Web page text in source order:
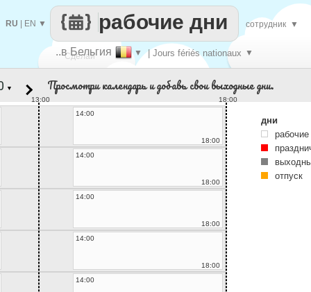
Сделай
..в Бельгия ▼ | Jours fériés nationaux ▼
рабочие дни
RU EN ▼ сотрудник ▼
▼ Просмотри календарь и добавь свои выходные дни.
13:00
18:00
14:00
18:00
14:00
18:00
14:00
18:00
14:00
18:00
14:00
дни
отпуск